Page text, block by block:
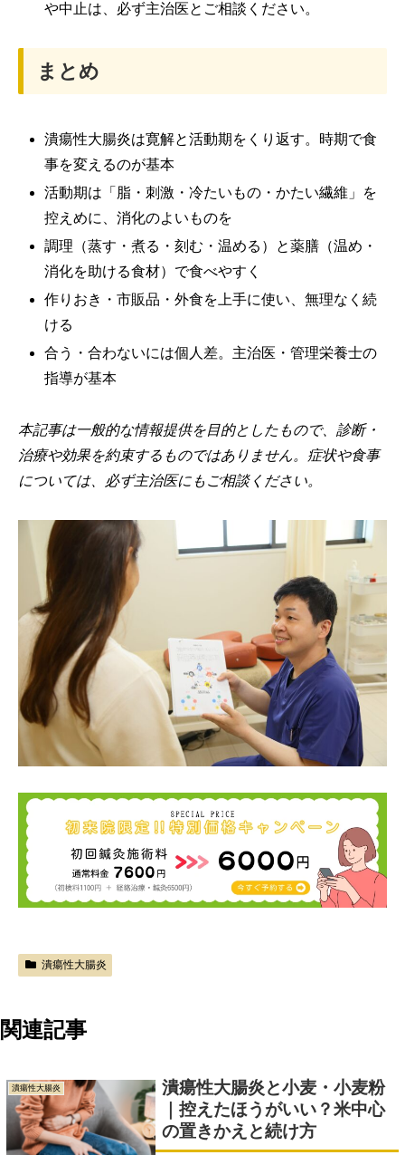
や中止は、必ず主治医とご相談ください。
まとめ
潰瘍性大腸炎は寛解と活動期をくり返す。時期で食
事を変えるのが基本
活動期は「脂・刺激・冷たいもの・かたい繊維」を
控えめに、消化のよいものを
調理（蒸す・煮る・刻む・温める）と薬膳（温め・
消化を助ける食材）で食べやすく
作りおき・市販品・外食を上手に使い、無理なく続
ける
合う・合わないには個人差。主治医・管理栄養士の
指導が基本
本記事は一般的な情報提供を目的としたもので、診断・
治療や効果を約束するものではありません。症状や食事
については、必ず主治医にもご相談ください。
潰瘍性大腸炎
関連記事
潰瘍性大腸炎
潰瘍性大腸炎と小麦・小麦粉
｜控えたほうがいい？米中心
の置きかえと続け方